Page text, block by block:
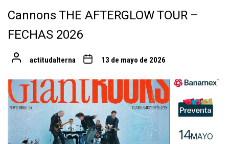
Cannons THE AFTERGLOW TOUR –
FECHAS 2026
actitudalterna 13 de mayo de 2026